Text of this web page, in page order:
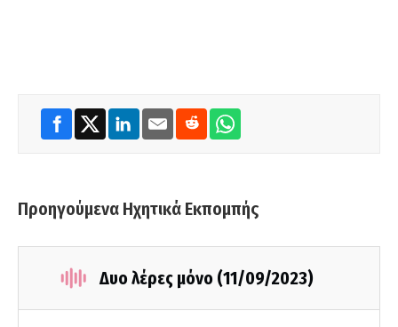
Προηγούμενα Ηχητικά Εκπομπής
Δυο λέρες μόνο (11/09/2023)